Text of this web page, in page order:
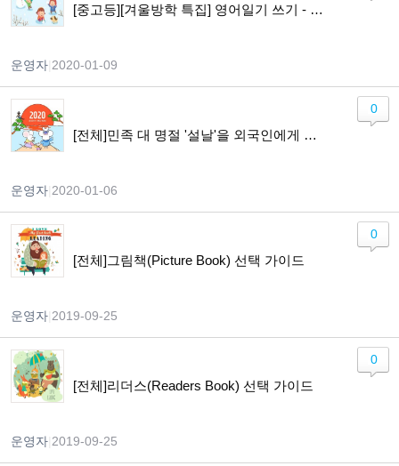
[중고등][겨울방학 특집] 영어일기 쓰기 - Lets Keep a Diary in English
운영자 2020-01-09
[전체]민족 대 명절 '설날'을 외국인에게 소개하기!!
운영자 2020-01-06
0
[전체]그림책(Picture Book) 선택 가이드
운영자 2019-09-25
0
[전체]리더스(Readers Book) 선택 가이드
운영자 2019-09-25
0